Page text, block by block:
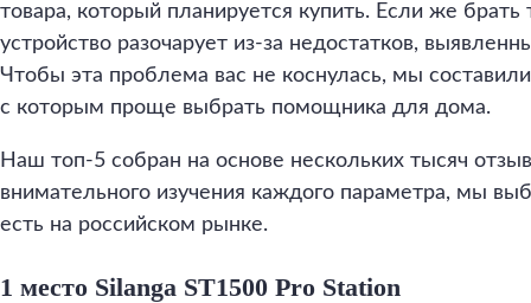
товара, который планируется купить. Если же брать
устройство разочарует из-за недостатков,
Чтобы эта проблема вас не коснулась, мы
с которым проще выбрать помощника для дома.
Наш топ-5 собран на основе нескольких тысяч
внимательного изучения каждого параметра, мы
есть на российском рынке.
1 место Silanga ST1500 Pro Station